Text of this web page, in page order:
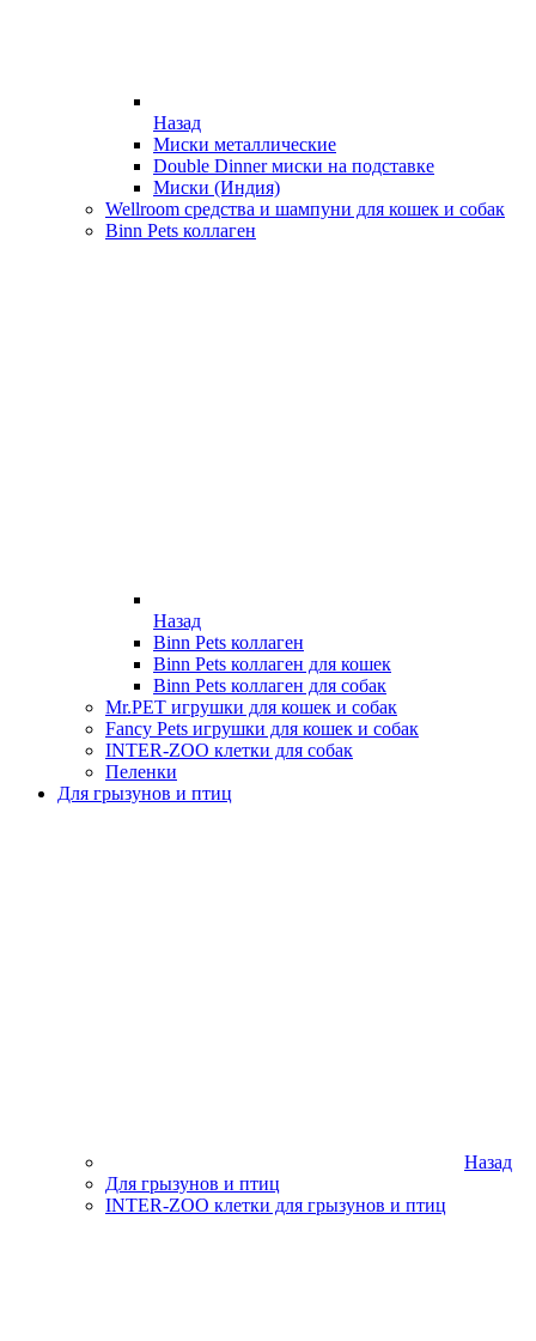
Назад
Миски металлические
Double Dinner миски на подставке
Миски (Индия)
Wellroom средства и шампуни для кошек и собак
Binn Pets коллаген
Назад
Binn Pets коллаген
Binn Pets коллаген для кошек
Binn Pets коллаген для собак
Mr.PET игрушки для кошек и собак
Fancy Pets игрушки для кошек и собак
INTER-ZOO клетки для собак
Пеленки
Для грызунов и птиц
Назад
Для грызунов и птиц
INTER-ZOO клетки для грызунов и птиц